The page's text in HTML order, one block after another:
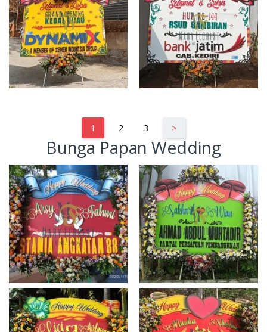
1 2 3 >
Bunga Papan Wedding